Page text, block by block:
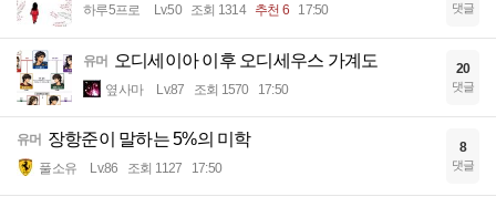
하루5프로 Lv.50 조회 1314 추천 6 17:50 댓글
유머 오디세이아 이후 오디세우스 가계도
옆사마 Lv.87 조회 1570 17:50
20
댓글
유머 장항준이 말하는 5%의 미학
풀소유 Lv.86 조회 1127 17:50
8
댓글